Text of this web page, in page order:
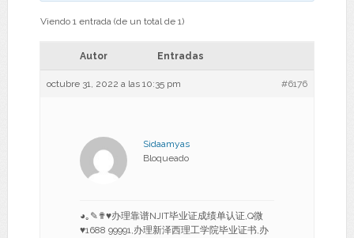
Viendo 1 entrada (de un total de 1)
Autor Entradas
octubre 31, 2022 a las 10:35 pm #6176
Sidaamyas
Bloqueado
◕｡✎✟♥办理靠谱NJIT毕业证成绩单认证,Q微
♥1688 99991,办理新泽西理工学院毕业证书,办